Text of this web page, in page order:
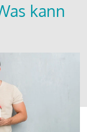
kann